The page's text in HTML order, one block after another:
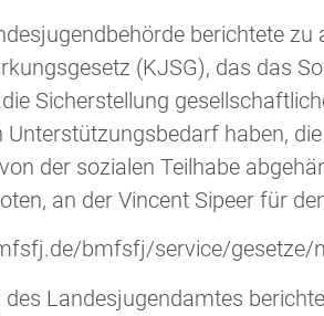
berichtete
(KJSG), das das
Sicherstellung
Unterstützungsbedarf haben,
der sozialen Teilhabe
an der Vincent Sipeer für
bmfsfj/service/gesetze/
des Landesjugendamtes